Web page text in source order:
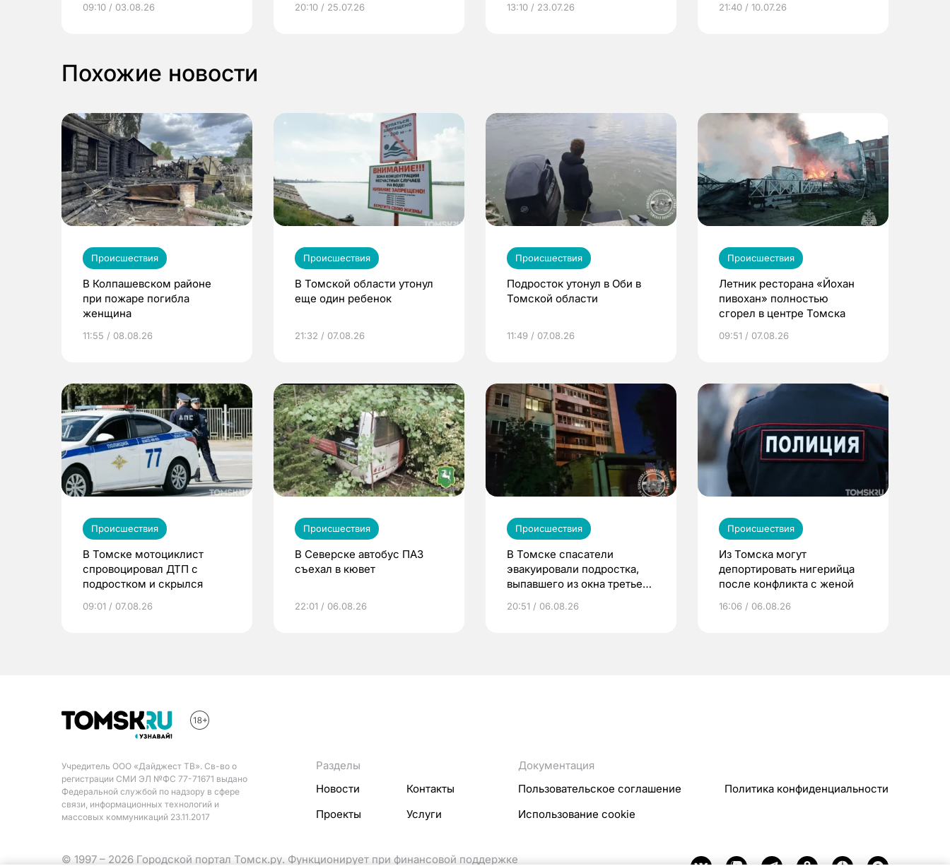
выиграть призы
09:10 / 03.08.26 20:10 / 25.07.26
по ОМС!
13:10 / 23.07.26 21:40 / 10.07.26
Похожие новости
Происшествия
В Колпашевском районе
при пожаре погибла
женщина
11:55 / 08.08.26
Происшествия
В Томской области утонул
еще один ребенок
21:32 / 07.08.26
Происшествия
Подросток утонул в Оби в
Томской области
11:49 / 07.08.26
Происшествия
Летник ресторана «Йохан
пивохан» полностью
сгорел в центре Томска
09:51 / 07.08.26
Происшествия
В Томске мотоциклист
спровоцировал ДТП с
подростком и скрылся
09:01 / 07.08.26
Происшествия
В Северске автобус ПАЗ
съехал в кювет
22:01 / 06.08.26
Происшествия
В Томске спасатели
эвакуировали подростка,
выпавшего из окна третьего
20:51 / 06.08.26
Происшествия
Из Томска могут
депортировать нигерийца
после конфликта с женой
16:06 / 06.08.26
Учредитель ООО «Дайджест ТВ». Св-во о
регистрации СМИ ЭЛ №ФС 77-71671 выдано
Федеральной службой по надзору в сфере
связи, информационных технологий и
массовых коммуникаций 23.11.2017
Разделы
Новости
Контакты
Проекты
Услуги
Документация
Пользовательское соглашение
Политика конфиденциальности
Использование cookie
© 1997 – 2026 Городской портал Томск.ру. Функционирует при финансовой поддержке